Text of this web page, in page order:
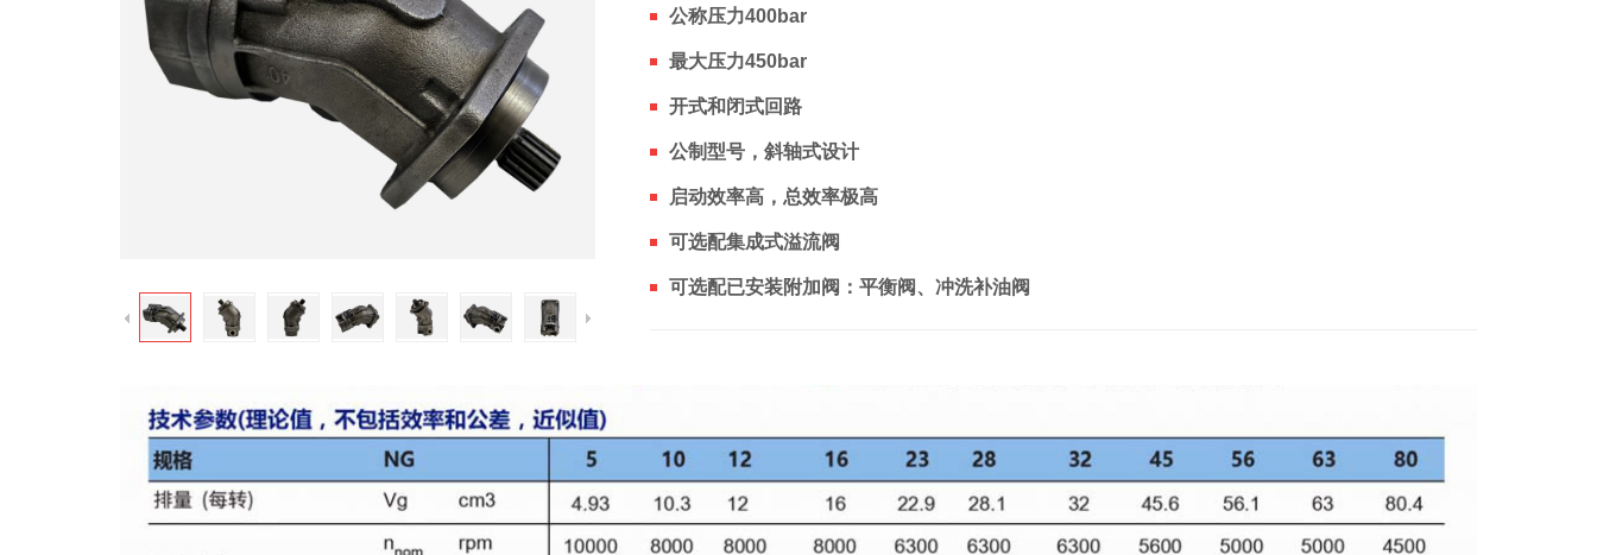
公称压力400bar
最大压力450bar
开式和闭式回路
公制型号，斜轴式设计
启动效率高，总效率极高
可选配集成式溢流阀
可选配已安装附加阀：平衡阀、冲洗补油阀